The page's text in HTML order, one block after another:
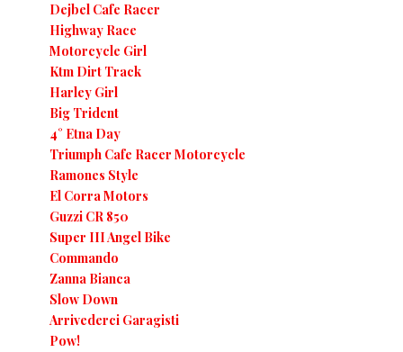
Dejbel Cafe Racer
Highway Race
Motorcycle Girl
Ktm Dirt Track
Harley Girl
Big Trident
4° Etna Day
Triumph Cafe Racer Motorcycle
Ramones Style
El Corra Motors
Guzzi CR 850
Super III Angel Bike
Commando
Zanna Bianca
Slow Down
Arrivederci Garagisti
Pow!